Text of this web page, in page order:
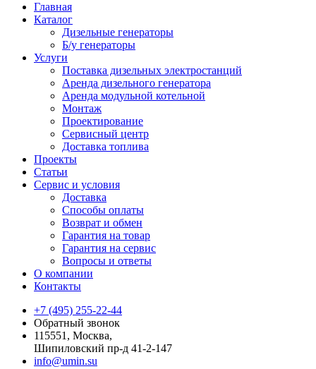
Главная
Каталог
Дизельные генераторы
Б/у генераторы
Услуги
Поставка дизельных электростанций
Аренда дизельного генератора
Аренда модульной котельной
Монтаж
Проектирование
Сервисный центр
Доставка топлива
Проекты
Статьи
Сервис и условия
Доставка
Способы оплаты
Возврат и обмен
Гарантия на товар
Гарантия на сервис
Вопросы и ответы
О компании
Контакты
+7 (495) 255-22-44
Обратный звонок
115551, Москва,
Шипиловский пр-д 41-2-147
info@umin.su